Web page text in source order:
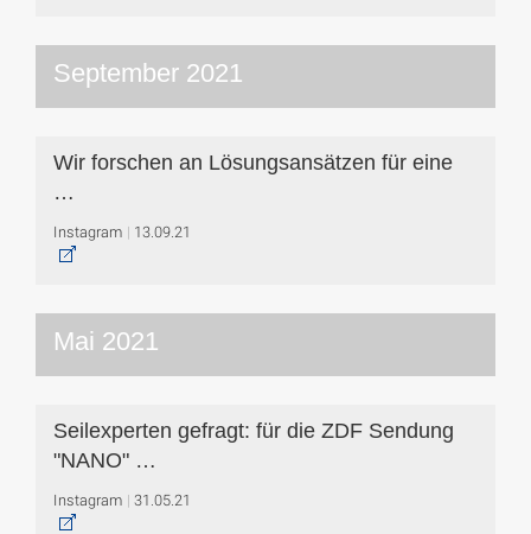
September 2021
Wir forschen an Lösungsansätzen für eine
…
Instagram 13.09.21
Mai 2021
Seilexperten gefragt: für die ZDF Sendung
"NANO" …
Instagram 31.05.21